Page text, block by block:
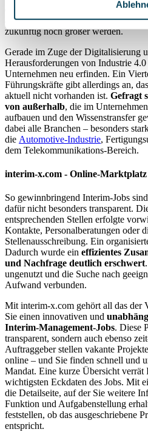
erfolgreich zu restrukturieren oder
auszuschöpfen. Die Bandbreite ist
zukünftig noch größer werden.
Gerade im Zuge der Digitalisierung
Herausforderungen von Industrie
Unternehmen neu erfinden. Ein
Führungskräfte gibt allerdings an,
aktuell nicht vorhanden ist. Gefragt
von außerhalb, die im
aufbauen und den Wissenstransfer
dabei alle Branchen – besonders
die Automotive-Industrie,
dem Telekommunikations-Bereich.
interim-x.com - Online-
So gewinnbringend Interim-Jobs
dafür nicht besonders transparent.
entsprechenden Stellen erfolgte
Kontakte, Personalberatungen oder
Stellenausschreibung. Ein
Dadurch wurde ein effizientes
und Nachfrage deutlich erschwert
ungenutzt und die Suche nach
Aufwand verbunden.
Mit interim-x.com gehört all das der
Sie einen innovativen und
Interim-Management-Jobs. Diese
transparent, sondern auch ebenso
Auftraggeber stellen vakante
online – und Sie finden schnell und
Mandat. Eine kurze Übersicht
wichtigsten Eckdaten des Jobs. Mit
die Detailseite, auf der Sie weitere
Funktion und Aufgabenstellung
feststellen, ob das ausgeschriebene
entspricht.